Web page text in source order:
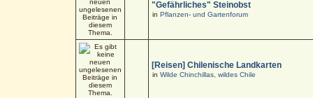
"Gefährliches" Steinobst
in Pflanzen- und Gartenforum
[Reisen] Chilenische Landkarten
in Wilde Chinchillas, wildes Chile